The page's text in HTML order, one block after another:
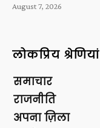
August 7, 2026
लोकप्रिय श्रेणियां
समाचार
राजनीति
अपना ज़िला